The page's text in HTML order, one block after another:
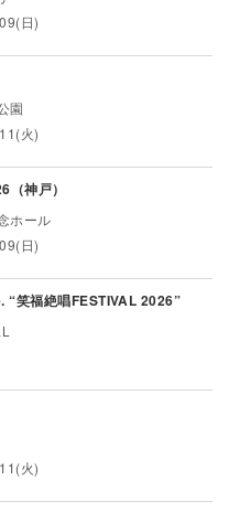
日)
園
火)
神戸）
ホール
日)
“笑福絶唱FESTIVAL 2026”
火)